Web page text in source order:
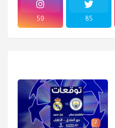
85
59
2